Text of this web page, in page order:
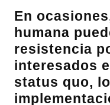
En
humana
resistencia
interesados
status quo,